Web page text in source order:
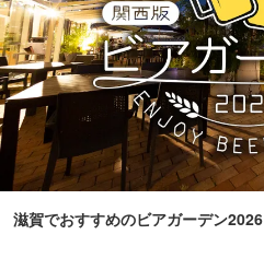
滋賀でおすすめのビアガーデン2026